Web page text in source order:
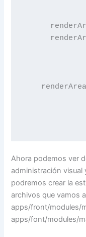
Ahora podemos ver
administración visual
podremos crear la
archivos que vamos
apps/front/modules/
apps/font/modules/